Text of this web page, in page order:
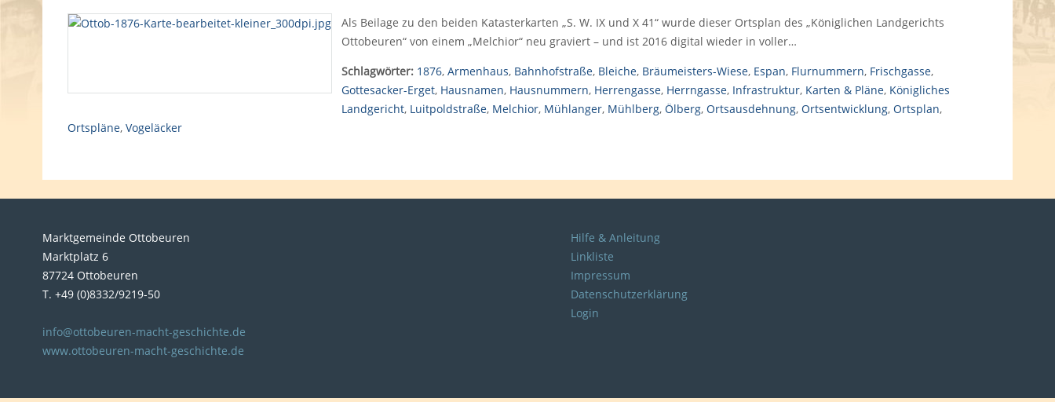
Als Beilage zu den beiden Katasterkarten „S. W. IX und X 41“ wurde dieser Ortsplan des „Königlichen Landgerichts
Ottobeuren“ von einem „Melchior“ neu graviert – und ist 2016 digital wieder in voller…
Schlagwörter: 1876, Armenhaus, Bahnhofstraße, Bleiche, Bräumeisters-Wiese, Espan, Flurnummern, Frischgasse,
Gottesacker-Erget, Hausnamen, Hausnummern, Herrengasse, Herrngasse, Infrastruktur, Karten & Pläne, Königliches
Landgericht, Luitpoldstraße, Melchior, Mühlanger, Mühlberg, Ölberg, Ortsausdehnung, Ortsentwicklung, Ortsplan,
Ortspläne, Vogeläcker
Marktgemeinde Ottobeuren
Marktplatz 6
87724 Ottobeuren
T. +49 (0)8332/9219-50
info@ottobeuren-macht-geschichte.de
www.ottobeuren-macht-geschichte.de
Hilfe & Anleitung
Linkliste
Impressum
Datenschutzerklärung
Login